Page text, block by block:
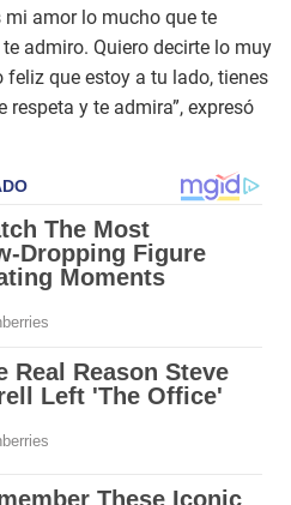
amor lo mucho que te
admiro. Quiero decirte lo muy
que estoy a tu lado, tienes
respeta y te admira”, expresó